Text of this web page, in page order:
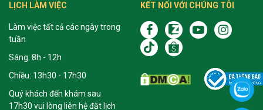
LỊCH LÀM VIỆC
Làm việc tất cả các ngày trong
tuần
Sáng: 8h - 12h
Chiều: 13h30 - 17h30
Quý khách đến khám sau
17h30 vui lòng liên hệ đặt lịch
KẾT NỐI VỚI CHÚNG TÔI